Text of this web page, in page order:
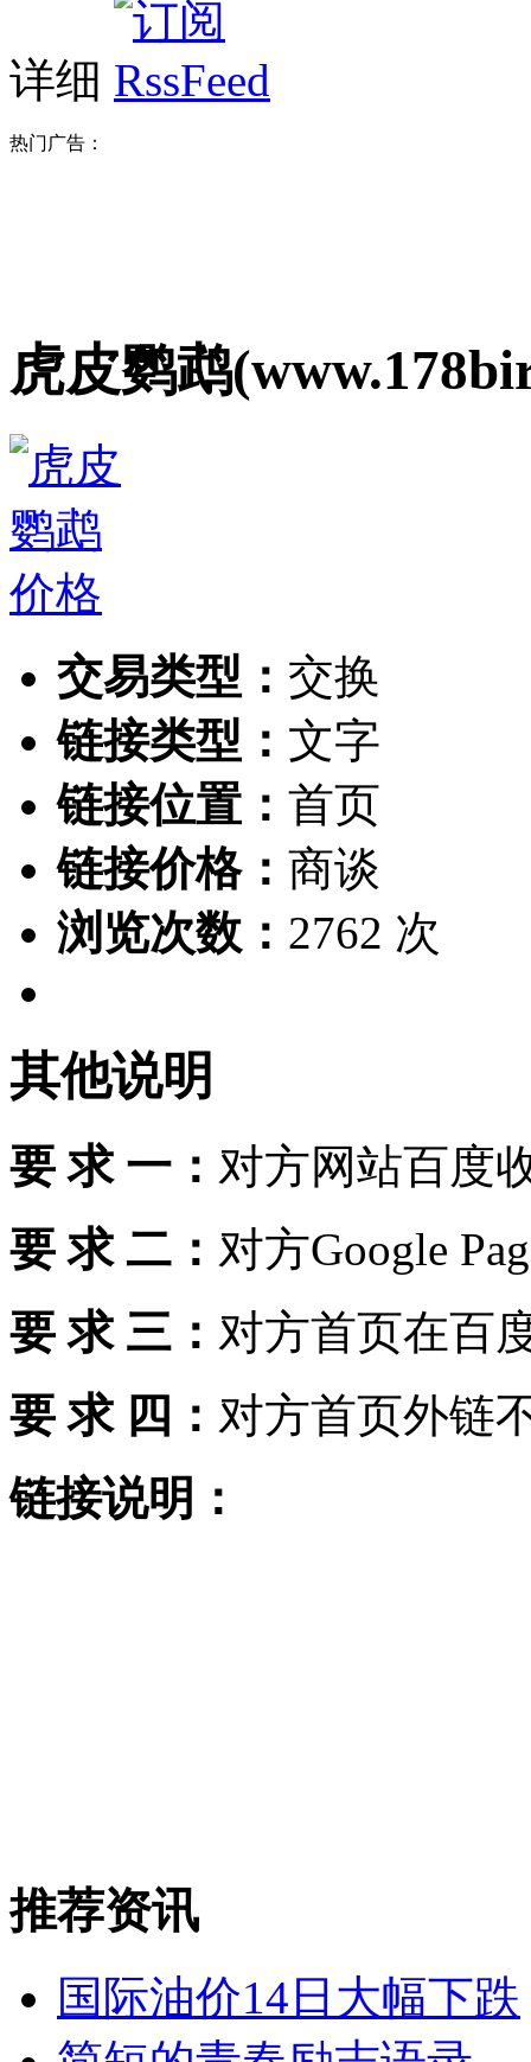
详细
热门广告：
虎皮鹦鹉
交易类型： 交换
链接类型： 文字
链接位置： 首页
链接价格： 商谈
浏览次数： 2762 次
其他说明
要 求 一： 对方网站百度
要 求 二： 对方Google
要 求 三： 对方首页在百
要 求 四： 对方首页外链
链接说明：
推荐资讯
国际油价14日大幅下跌